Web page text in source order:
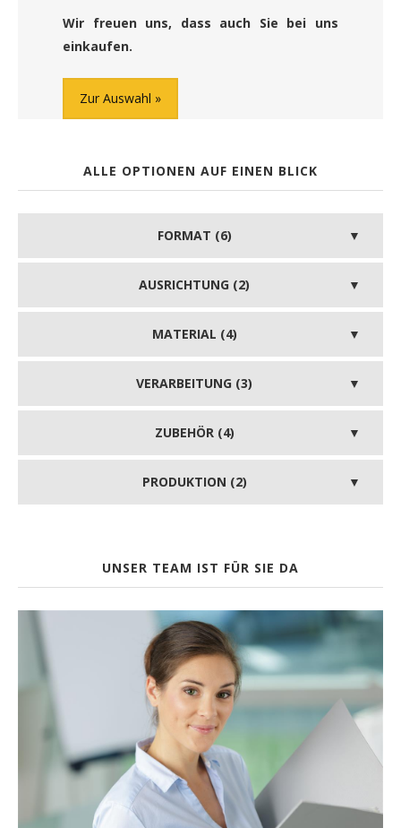
Wir freuen uns, dass auch Sie bei uns
einkaufen.
Zur Auswahl
ALLE OPTIONEN AUF EINEN BLICK
FORMAT (6)
AUSRICHTUNG (2)
MATERIAL (4)
VERARBEITUNG (3)
ZUBEHÖR (4)
PRODUKTION (2)
UNSER TEAM IST FÜR SIE DA